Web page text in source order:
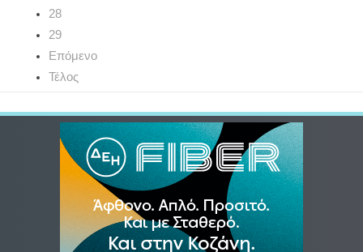
28
29
Επόμενο
Τέλος